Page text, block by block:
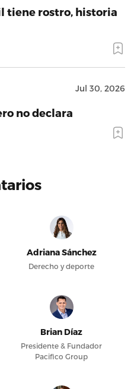
tiene rostro, historia
Jul 30, 2026
no declara
Adriana Sánchez
Derecho y deporte
Brian Díaz
Presidente & Fundador
Pacifico Group